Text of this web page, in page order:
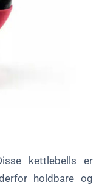
kettlebells er
holdbare og